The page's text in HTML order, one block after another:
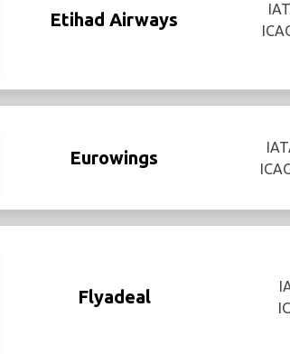
Etihad Airways
Eurowings
Flyadeal